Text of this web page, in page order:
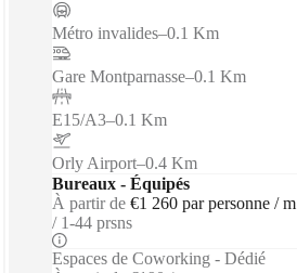
Métro invalides–0.1 Km
Gare Montparnasse–0.1 Km
E15/A3–0.1 Km
Orly Airport–0.4 Km
Bureaux - Équipés
À partir de €1 260 par personne / m
1-44 prsns
Espaces de Coworking - Dédié